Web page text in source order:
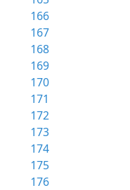
166
167
168
169
170
171
172
173
174
175
176